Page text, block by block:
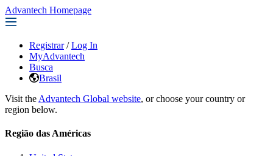
Advantech Homepage
Registrar / Log In
MyAdvantech
Busca
Brasil
Visit the Advantech Global website, or choose your country or
region below.
Região das Américas